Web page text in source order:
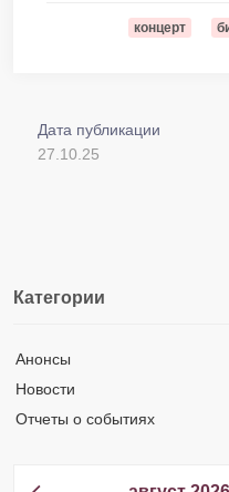
концерт
Дата публикации
27.10.25
Категории
Анонсы
Новости
Отчеты о событиях